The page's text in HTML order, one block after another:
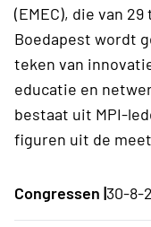
(EMEC), die van
Boedapest wordt
teken van
educatie en
bestaat uit MPI-
figuren uit de
Congressen |30-8-